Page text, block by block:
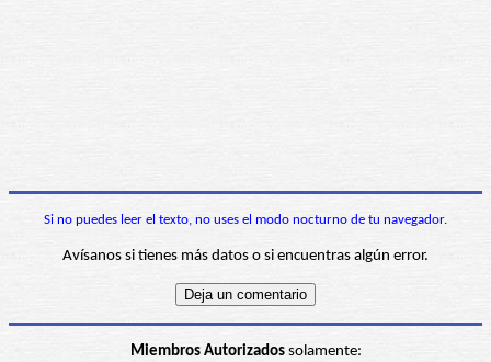
Si no puedes leer el texto, no uses el modo nocturno de tu navegador.
Avísanos si tienes más datos o si encuentras algún error.
Miembros Autorizadossolamente: